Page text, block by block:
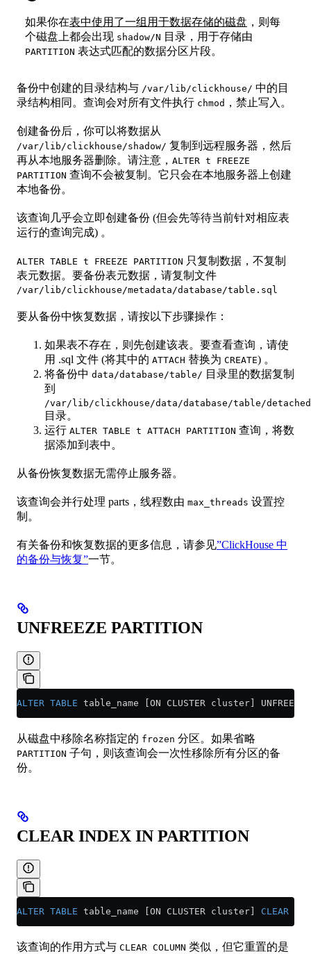
如果你在表中使用了一组用于数据存储的磁盘 ，则每
个磁盘上都会出现 shadow/N 目录，用于存储由
PARTITION 表达式匹配的数据分区片段。
备份中创建的目录结构与 /var/lib/clickhouse/ 中的目
录结构相同。查询会对所有文件执行 chmod ，禁止写入。
创建备份后，你可以将数据从
/var/lib/clickhouse/shadow/ 复制到远程服务器，然后
再从本地服务器删除。请注意， ALTER t FREEZE
PARTITION 查询不会被复制。它只会在本地服务器上创建
本地备份。
该查询几乎会立即创建备份 (但会先等待当前针对相应表
运行的查询完成) 。
ALTER TABLE t FREEZE PARTITION 只复制数据，不复制
表元数据。要备份表元数据，请复制文件
/var/lib/clickhouse/metadata/database/table.sql
要从备份中恢复数据，请按以下步骤操作：
如果表不存在，则先创建该表。要查看查询，请使
用 .sql 文件 (将其中的 ATTACH 替换为 CREATE) 。
将备份中 data/database/table/ 目录里的数据复制
到
/var/lib/clickhouse/data/database/table/
目录。
运行 ALTER TABLE t ATTACH PARTITION 查询，将数
据添加到表中。
从备份恢复数据无需停止服务器。
该查询会并行处理 parts，线程数由 max_threads 设置控
制。
有关备份和恢复数据的更多信息，请参见”ClickHouse 中
的备份与恢复”一节。
UNFREEZE PARTITION
ALTER TABLE table_name [ON CLUSTER cluster]
从磁盘中移除名称指定的 frozen 分区。如果省略
PARTITION 子句，则该查询会一次性移除所有分区的备
份。
CLEAR INDEX IN PARTITION
ALTER TABLE table_name [ON CLUSTER cluster] CLEAR
该查询的作用方式与 CLEAR COLUMN 类似，但它重置的是